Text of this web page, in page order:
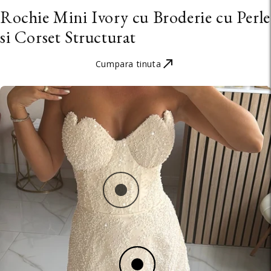
Rochie Mini Ivory cu Broderie cu Perle
si Corset Structurat
Cumpara tinuta